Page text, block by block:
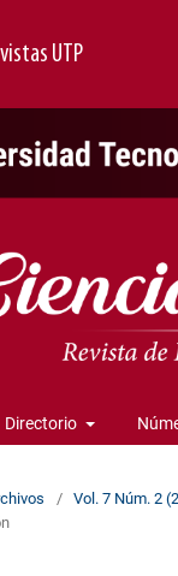
UTP
Directorio
/ Vol. 7 Núm. 2